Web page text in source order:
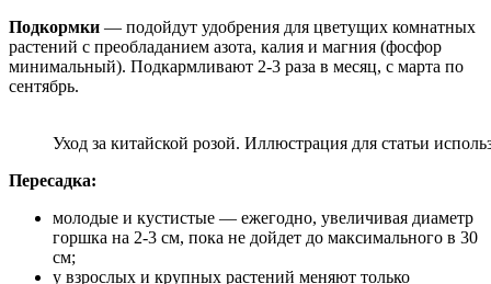
Подкормки — подойдут удобрения для цветущих комнатных
растений с преобладанием азота, калия и магния (фосфор
минимальный). Подкармливают 2-3 раза в месяц, с марта по
сентябрь.
Уход за китайской розой. Иллюстрация для статьи
Пересадка:
молодые и кустистые — ежегодно, увеличивая диаметр
горшка на 2-3 см, пока не дойдет до максимального в 30
см;
у взрослых и крупных растений меняют только